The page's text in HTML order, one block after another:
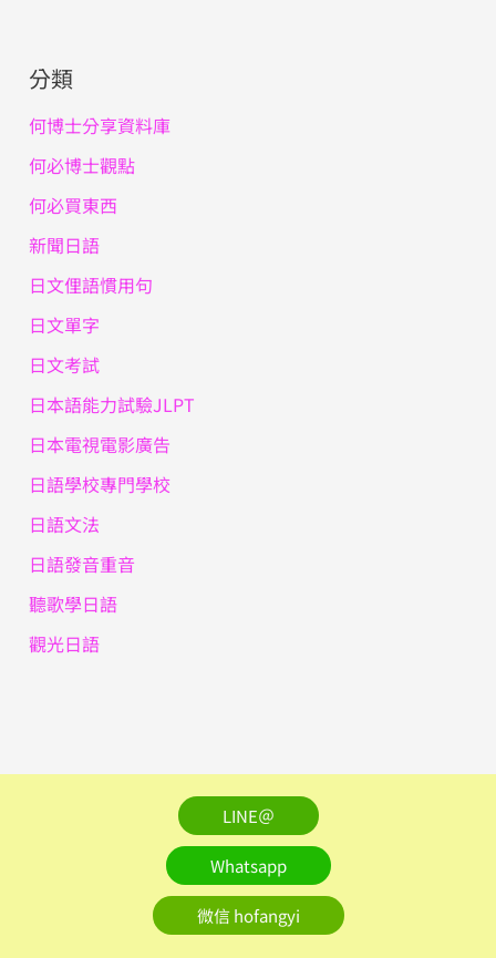
分類
何博士分享資料庫
何必博士觀點
何必買東西
新聞日語
日文俚語慣用句
日文單字
日文考試
日本語能力試驗JLPT
日本電視電影廣告
日語學校專門學校
日語文法
日語發音重音
聽歌學日語
觀光日語
LINE＠
Whatsapp
微信 hofangyi